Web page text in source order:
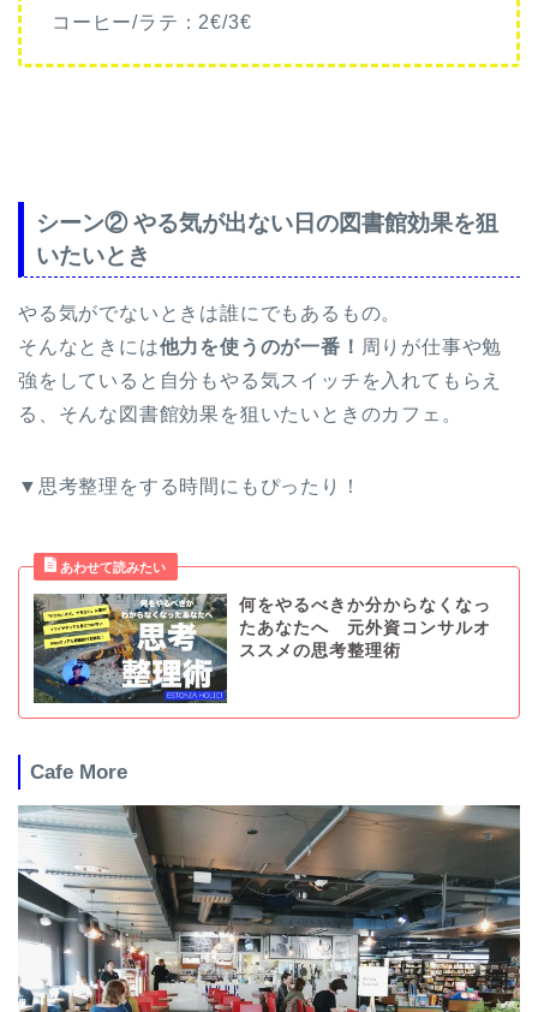
コーヒー/ラテ：2€/3€
シーン② やる気が出ない日の図書館効果を狙
いたいとき
やる気がでないときは誰にでもあるもの。
そんなときには他力を使うのが一番！ 周りが仕事や勉
強をしていると自分もやる気スイッチを入れてもらえ
る、そんな図書館効果を狙いたいときのカフェ。
▼思考整理をする時間にもぴったり！
何をやるべきか分からなくなっ
たあなたへ 元外資コンサルオ
ススメの思考整理術
Cafe More